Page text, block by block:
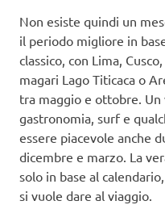
Non esiste quindi un
il periodo migliore in
classico, con Lima,
magari Lago Titicaca o
tra maggio e ottobre. Un
gastronomia, surf e
essere piacevole anche
dicembre e marzo. La
solo in base al
si vuole dare al viaggio.